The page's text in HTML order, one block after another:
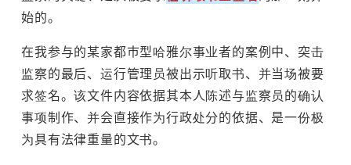
始的。
在我参与的某家都市型哈雅尔事业者的案例中、突击
监察的最后、运行管理员被出示听取书、并当场被要
求签名。该文件内容依据其本人陈述与监察员的确认
事项制作、并会直接作为行政处分的依据、是一份极
为具有法律重量的文书。